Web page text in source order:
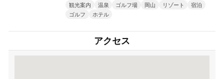
観光案内
温泉 ゴルフ場 岡山 リゾート
宿泊
ゴルフ
ホテル
アクセス